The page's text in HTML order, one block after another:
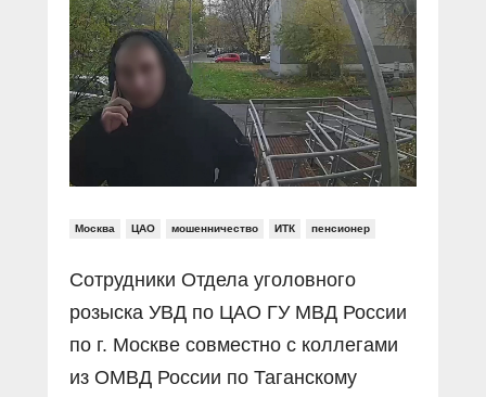
Социальные ролики
Документальные фильмы
Прямой разговор
В знании сила
Специальный репортаж
КиберПОСТОВОЙ
Газета «Щит и меч»
Журнал «Полиция России»
О ПОРТАЛЕ
Контакты
Вакансии
Москва ЦАО мошенничество ИТК пенсионер
Сотрудники Отдела уголовного
розыска УВД по ЦАО ГУ МВД России
по г. Москве совместно с коллегами
из ОМВД России по Таганскому